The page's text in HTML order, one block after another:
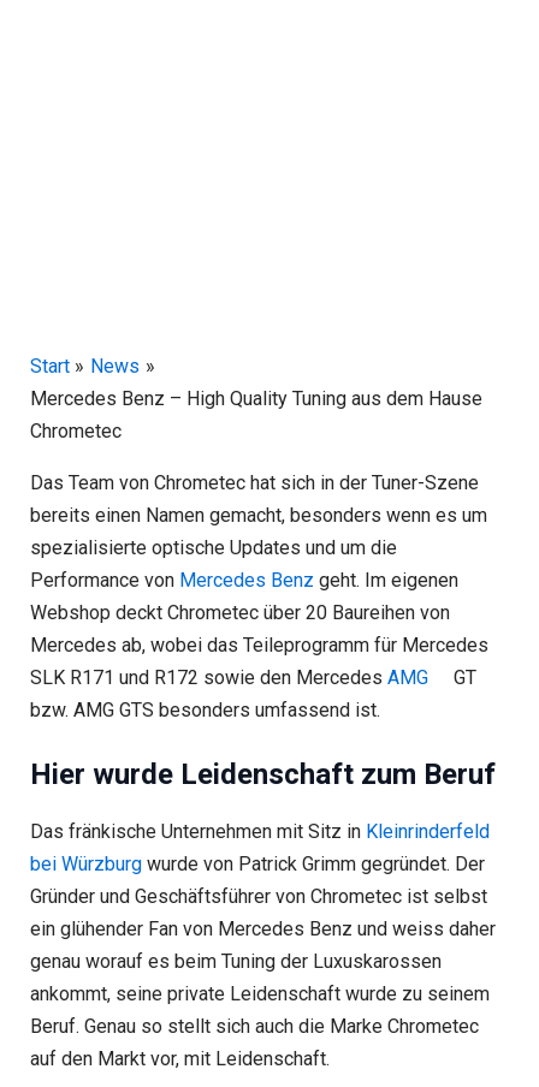
Start
News
Mercedes Benz – High Quality Tuning aus dem Hause
Chrometec
Das Team von Chrometec hat sich in der Tuner-Szene
bereits einen Namen gemacht, besonders wenn es um
spezialisierte optische Updates und um die
Performance von Mercedes Benz geht. Im eigenen
Webshop deckt Chrometec über 20 Baureihen von
Mercedes ab, wobei das Teileprogramm für Mercedes
SLK R171 und R172 sowie den Mercedes AMG
GT
bzw. AMG GTS besonders umfassend ist.
Hier wurde Leidenschaft zum Beruf
Das fränkische Unternehmen mit Sitz in Kleinrinderfeld
bei Würzburgwurde von Patrick Grimm gegründet. Der
Gründer und Geschäftsführer von Chrometec ist selbst
ein glühender Fan von Mercedes Benz und weiss daher
genau worauf es beim Tuning der Luxuskarossen
ankommt, seine private Leidenschaft wurde zu seinem
Beruf. Genau so stellt sich auch die Marke Chrometec
auf den Markt vor, mit Leidenschaft.